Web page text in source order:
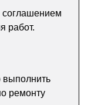
соглашением
работ.
выполнить
ремонту